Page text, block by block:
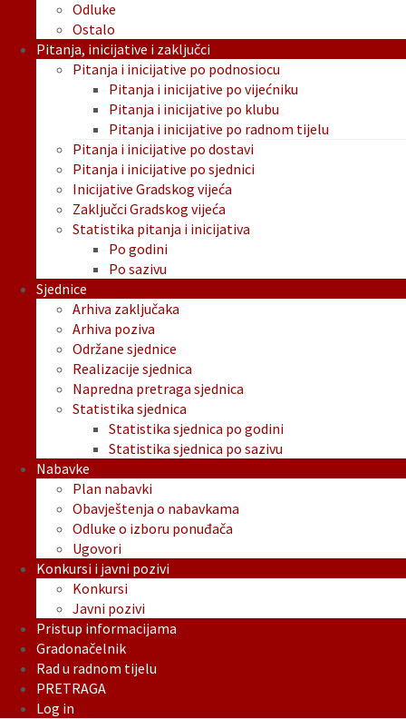
Odluke
Ostalo
Pitanja, inicijative i zaključci
Pitanja i inicijative po podnosiocu
Pitanja i inicijative po vijećniku
Pitanja i inicijative po klubu
Pitanja i inicijative po radnom tijelu
Pitanja i inicijative po dostavi
Pitanja i inicijative po sjednici
Inicijative Gradskog vijeća
Zaključci Gradskog vijeća
Statistika pitanja i inicijativa
Po godini
Po sazivu
Sjednice
Arhiva zaključaka
Arhiva poziva
Održane sjednice
Realizacije sjednica
Napredna pretraga sjednica
Statistika sjednica
Statistika sjednica po godini
Statistika sjednica po sazivu
Nabavke
Plan nabavki
Obavještenja o nabavkama
Odluke o izboru ponuđača
Ugovori
Konkursi i javni pozivi
Konkursi
Javni pozivi
Pristup informacijama
Gradonačelnik
Rad u radnom tijelu
PRETRAGA
Log in